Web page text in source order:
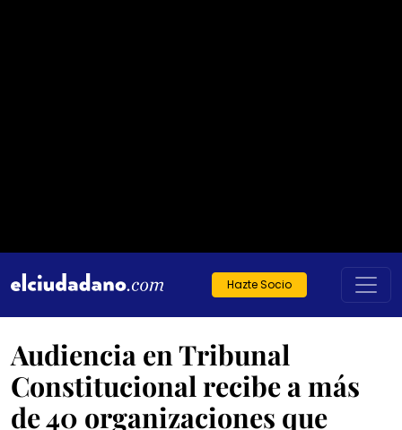
Hazte Socio
Audiencia en Tribunal
Constitucional recibe a más
de 40 organizaciones que